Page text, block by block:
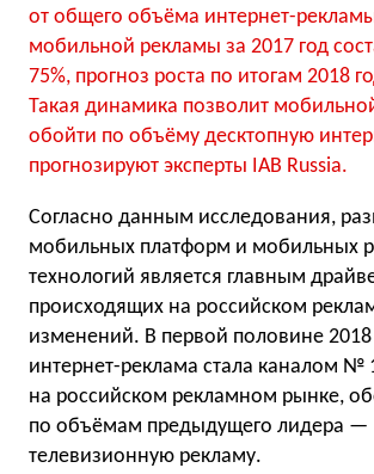
от общего объёма интернет-
мобильной рекламы за 2017 год
75%, прогноз роста по итогам 2018
Такая динамика позволит
обойти по объёму десктопную
прогнозируют эксперты IAB Russia.
Согласно данным исследования,
мобильных платформ и мобильных
технологий является главным
происходящих на российском
изменений. В первой половине 2018
интернет-реклама стала каналом №
на российском рекламном рынке,
по объёмам предыдущего лидера —
телевизионную рекламу.